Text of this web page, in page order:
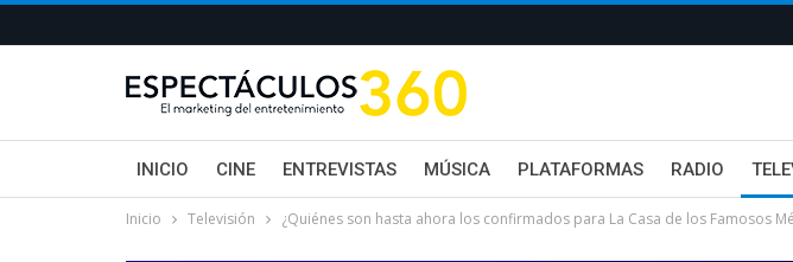
INICIO CINE ENTREVISTAS MÚSICA PLATAFORMAS RADIO
Inicio Televisión ¿Quiénes son hasta ahora los confirmados para La Casa de los Famosos